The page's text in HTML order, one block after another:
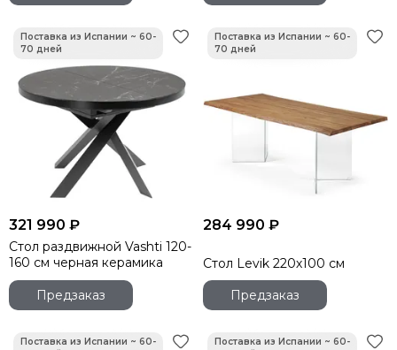
321 990 ₽
Стол раздвижной Vashti 120-
160 см черная керамика
Предзаказ
284 990 ₽
Стол Levik 220х100 см
Предзаказ